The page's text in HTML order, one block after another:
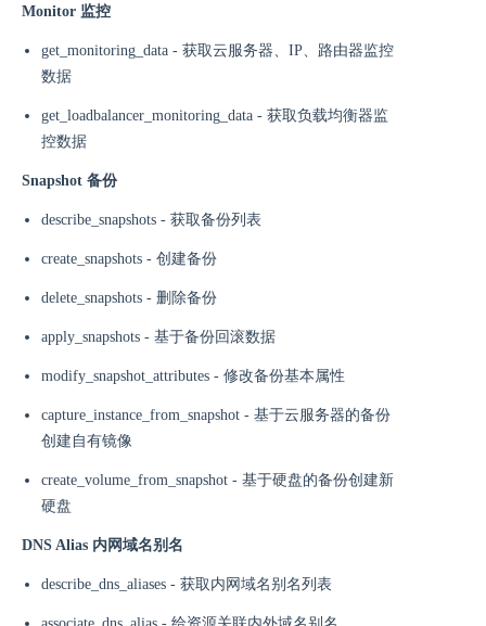
Monitor 监控
get_monitoring_data - 获取云服务器、IP、路由器监控
数据
get_loadbalancer_monitoring_data - 获取负载均衡器监
控数据
Snapshot 备份
describe_snapshots - 获取备份列表
create_snapshots - 创建备份
delete_snapshots - 删除备份
apply_snapshots - 基于备份回滚数据
modify_snapshot_attributes - 修改备份基本属性
capture_instance_from_snapshot - 基于云服务器的备份
创建自有镜像
create_volume_from_snapshot - 基于硬盘的备份创建新
硬盘
DNS Alias 内网域名别名
describe_dns_aliases - 获取内网域名别名列表